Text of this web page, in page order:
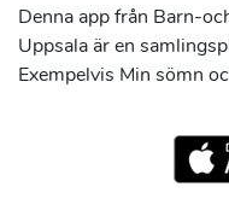
Denna app från Barn-
Uppsala är en
Exempelvis Min sömn